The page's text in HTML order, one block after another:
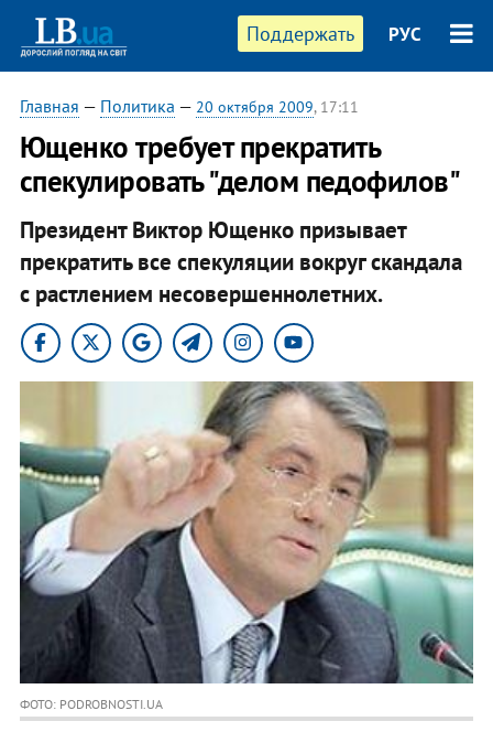
Поддержать РУС
Главная — Политика — 20 октября 2009, 17:11
Ющенко требует прекратить
спекулировать "делом педофилов"
Президент Виктор Ющенко призывает
прекратить все спекуляции вокруг скандала
с растлением несовершеннолетних.
ФОТО: PODROBNOSTI.UA